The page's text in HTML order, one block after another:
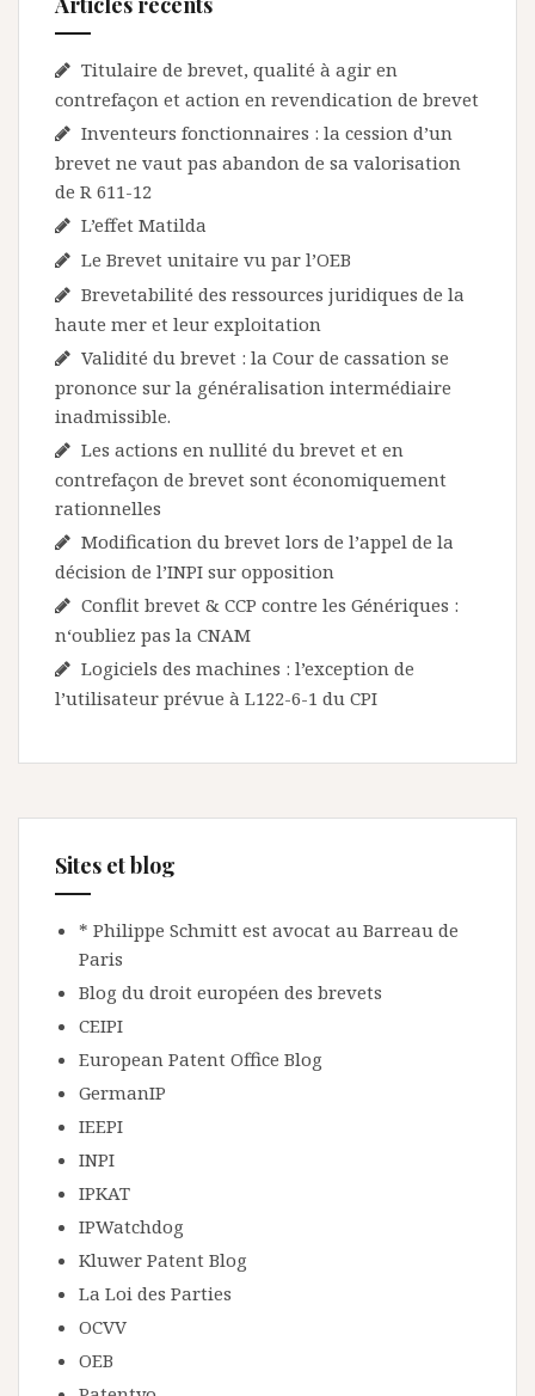
Titulaire de brevet, qualité à agir en
contrefaçon et action en revendication de brevet
Inventeurs fonctionnaires : la cession d’un
brevet ne vaut pas abandon de sa valorisation
de R 611-12
L’effet Matilda
Le Brevet unitaire vu par l’OEB
Brevetabilité des ressources juridiques de la
haute mer et leur exploitation
Validité du brevet : la Cour de cassation se
prononce sur la généralisation intermédiaire
inadmissible.
Les actions en nullité du brevet et en
contrefaçon de brevet sont économiquement
rationnelles
Modification du brevet lors de l’appel de la
décision de l’INPI sur opposition
Conflit brevet & CCP contre les Génériques :
n‘oubliez pas la CNAM
Logiciels des machines : l’exception de
l’utilisateur prévue à L122-6-1 du CPI
Sites et blog
* Philippe Schmitt est avocat au Barreau de
Paris
Blog du droit européen des brevets
CEIPI
European Patent Office Blog
GermanIP
IEEPI
INPI
IPKAT
IPWatchdog
Kluwer Patent Blog
La Loi des Parties
OCVV
OEB